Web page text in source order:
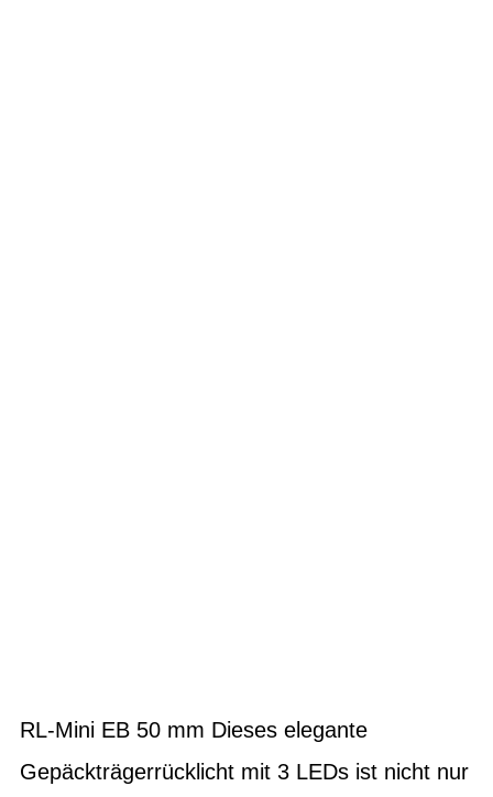
RL-Mini EB 50 mm Dieses elegante
Gepäckträgerrücklicht mit 3 LEDs ist nicht nur